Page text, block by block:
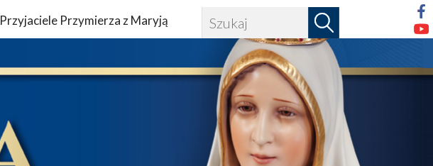
Przyjaciele Przymierza z Maryją